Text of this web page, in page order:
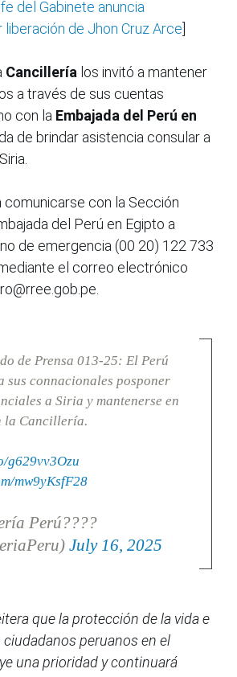
del Gabinete anuncia
de Jhon Cruz Arce]
Cancillería los invitó a mantener
a través de sus cuentas
con la Embajada del Perú en
de brindar asistencia consular a
comunicarse con la Sección
del Perú en Egipto a
de emergencia (00 20) 122 733
el correo electrónico
de Prensa 013-25: El Perú
sus connacionales posponer
a Siria y mantenerse en
la Cancillería.
g629vv3Ozu
mw9yKsfF28
Perú????
July 16, 2025
que la protección de la vida e
peruanos en el
una prioridad y continuará